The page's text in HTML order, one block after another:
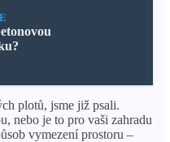
plotů, jsme již psali.
nebo je to pro vaši zahradu
vymezení prostoru –